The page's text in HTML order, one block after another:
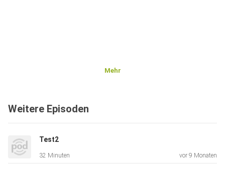
Mehr
Weitere Episoden
Test2
32 Minuten vor 9 Monaten